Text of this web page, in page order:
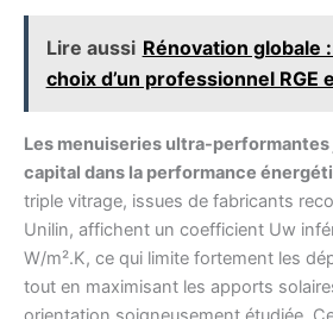
Lire aussi Rénovation globale
choix d’un professionnel RGE
Les menuiseries ultra-performantes
capital dans la performance
triple vitrage, issues de fabricants
Unilin, affichent un coefficient Uw
W/m².K, ce qui limite fortement les
tout en maximisant les apports